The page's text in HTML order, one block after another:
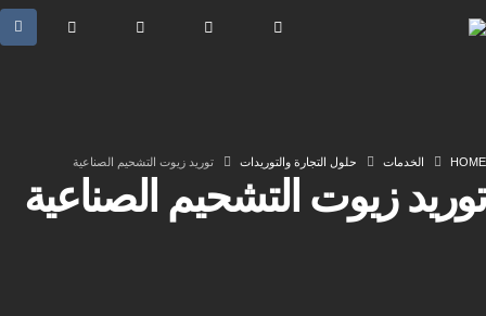
HOME الخدمات حلول التجارة والتوريدات توريد زيوت التشحيم الصناعية
توريد زيوت التشحيم الصناعية